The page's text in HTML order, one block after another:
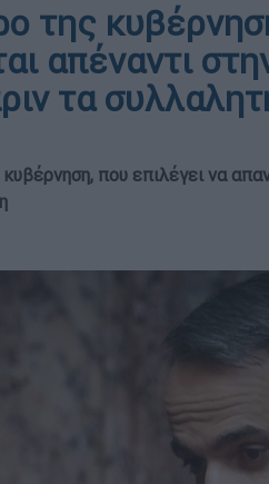
της
απέναντι
τα
που επιλέγει να